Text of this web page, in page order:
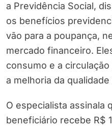
a Previdência Social,
os benefícios
vão para a poupança,
mercado financeiro.
consumo e a
a melhoria da qualidade
O especialista assinala
beneficiário recebe R$